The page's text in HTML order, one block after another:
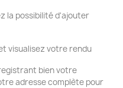
la possibilité d'ajouter
visualisez votre rendu
bien votre
adresse complète pour